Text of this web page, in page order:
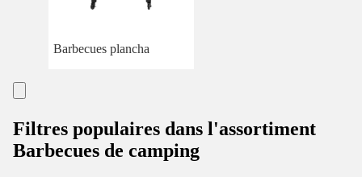
Barbecues plancha
Filtres populaires dans l'assortiment
Barbecues de camping